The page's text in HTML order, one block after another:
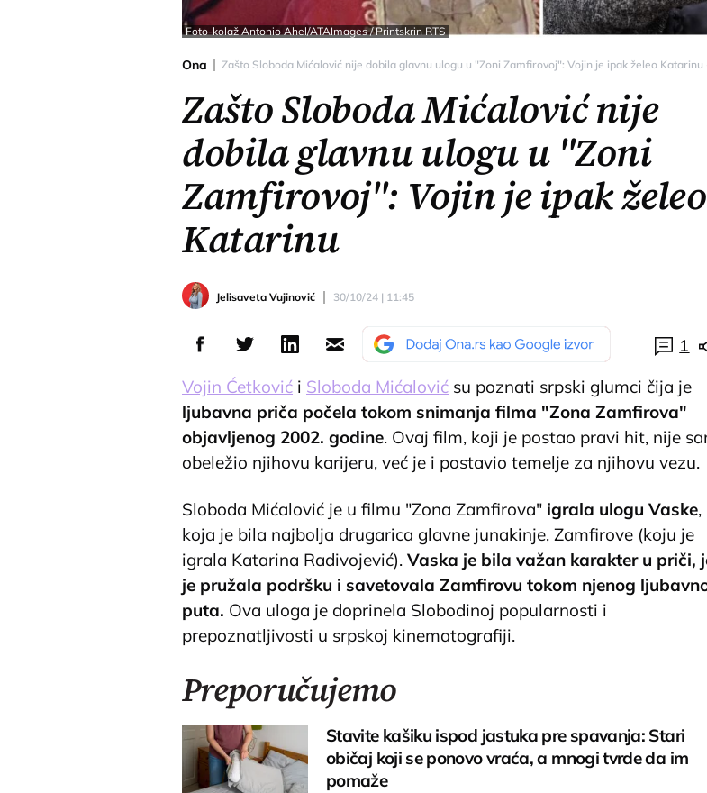
Foto-kolaž Antonio Ahel/ATAImages / Printskrin RTS
Ona Zašto Sloboda Mićalović nije dobila glavnu ulogu u "Zoni Zamfirovoj": Vojin je ipak želeo Katarinu -
Zašto Sloboda Mićalović nije
dobila glavnu ulogu u "Zoni
Zamfirovoj": Vojin je ipak želeo
Katarinu
Jelisaveta Vujinović 30/10/24 | 11:45
1
Vojin Ćetković i Sloboda Mićalović su poznati srpski glumci čija je
ljubavna priča počela tokom snimanja filma "Zona Zamfirova"
objavljenog 2002. godine. Ovaj film, koji je postao pravi hit, nije
obeležio njihovu karijeru, već je i postavio temelje za njihovu vezu.
Sloboda Mićalović je u filmu "Zona Zamfirova" igrala ulogu Vaske,
koja je bila najbolja drugarica glavne junakinje, Zamfirove (koju je
igrala Katarina Radivojević). Vaska je bila važan karakter u priči,
je pružala podršku i savetovala Zamfirovu tokom njenog
puta. Ova uloga je doprinela Slobodinoj popularnosti i
prepoznatljivosti u srpskoj kinematografiji.
Preporučujemo
Stavite kašiku ispod jastuka pre spavanja: Stari
običaj koji se ponovo vraća, a mnogi tvrde da im
pomaže
22o C
Priština